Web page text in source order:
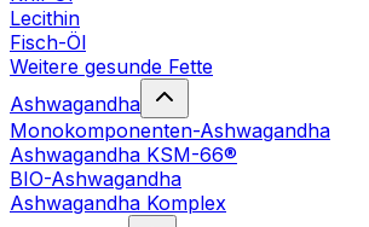
Lecithin
Fisch-Öl
Weitere gesunde Fette
Ashwagandha
Monokomponenten-Ashwagandha
Ashwagandha KSM-66®
BIO-Ashwagandha
Ashwagandha Komplex